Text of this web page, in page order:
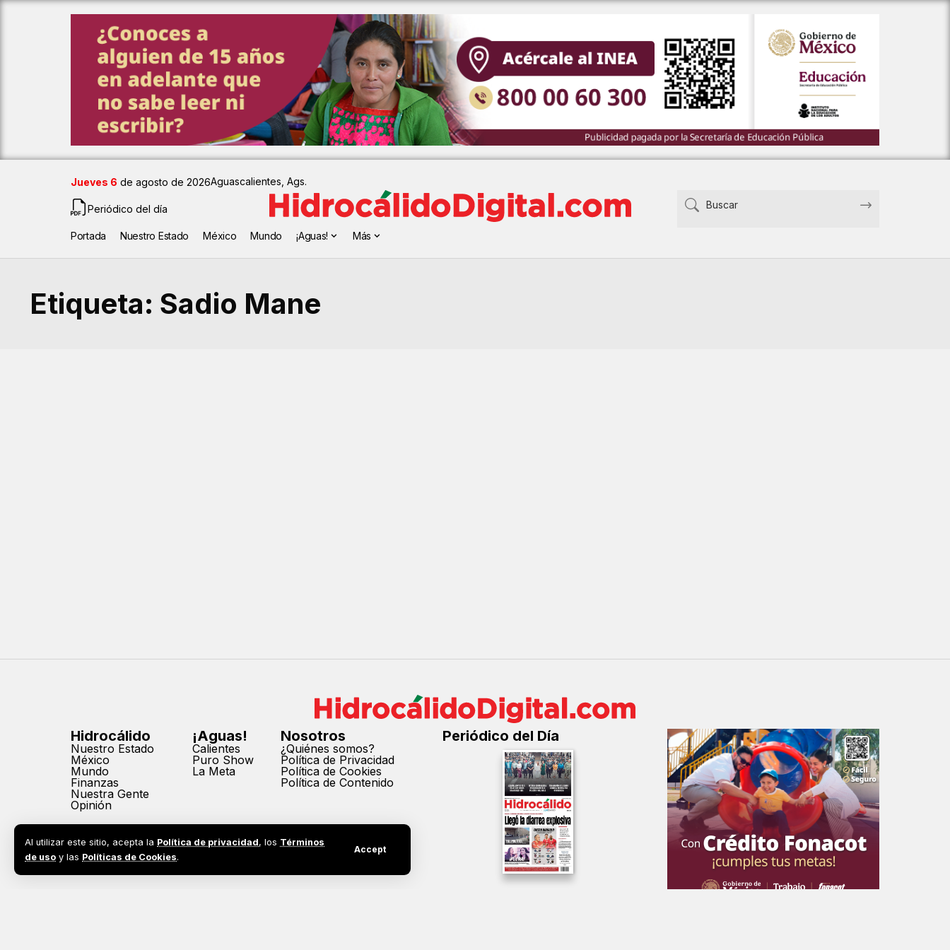
Al utilizar este sitio, acepta la Política de privacidad, los Términos
de uso y las Políticas de Cookies.
Accept
Jueves 6 de agosto de 2026Aguascalientes, Ags.
Periódico del día
Portada Nuestro Estado México Mundo ¡Aguas! Más
Etiqueta: Sadio Mane
Hidrocálido
Nuestro Estado
México
Mundo
Finanzas
Nuestra Gente
Opinión
¡Aguas!
Calientes
Puro Show
La Meta
Nosotros
¿Quiénes somos?
Política de Privacidad
Política de Cookies
Política de Contenido
Periódico del Día